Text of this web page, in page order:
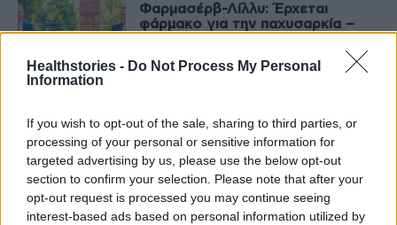
Healthstories - Do Not Process My Personal
Information
If you wish to opt-out of the sale, sharing to third parties, or
processing of your personal or sensitive information for
targeted advertising by us, please use the below opt-out
section to confirm your selection. Please note that after your
opt-out request is processed you may continue seeing
interest-based ads based on personal information utilized by
Φαρμασέρβ-Λίλλυ: Έρχεται
φάρμακο για την παχυσαρκία –
Μονάδα παραγωγής φαρμάκων
στην Ελλάδα στα άμεσα σχέδια
11 Ιουλίου 2022
Τελευταία Νέα
9 πράγματα που δεν πρέπει να
λέτε σε έναν επισκέπτη